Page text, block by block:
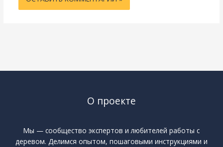
О проекте
Мы — сообщество экспертов и любителей работы с
деревом. Делимся опытом, пошаговыми инструкциями и